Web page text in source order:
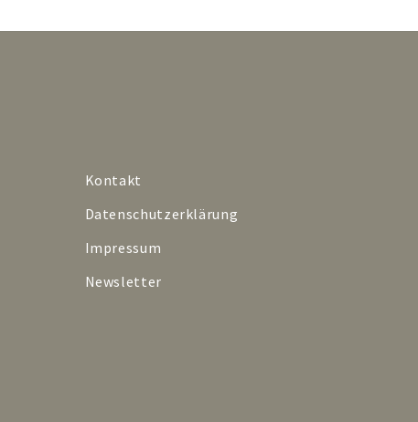
Kontakt
Datenschutzerklärung
Impressum
Newsletter